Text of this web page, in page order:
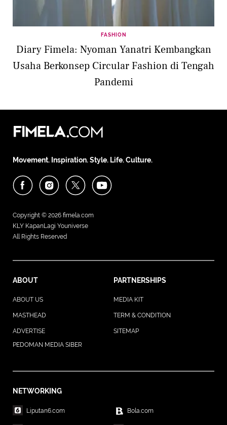
FASHION
Diary Fimela: Nyoman Yanatri Kembangkan
Usaha Berkonsep Circular Fashion di Tengah
Pandemi
Movement. Inspiration. Style. Life. Culture.
Copyright © 2026 fimela.com
KLY KapanLagi Youniverse
All Rights Reserved
ABOUT PARTNERSHIPS
ABOUT US MEDIA KIT
MASTHEAD TERM & CONDITION
ADVERTISE
SITEMAP
PEDOMAN MEDIA SIBER
NETWORKING
Liputan6.com Bola.com